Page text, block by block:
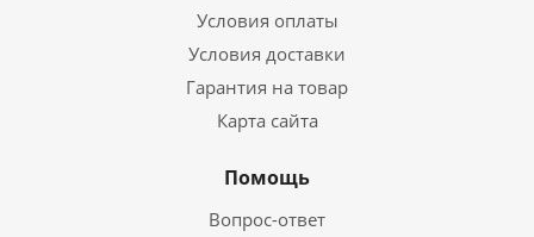
Условия оплаты
Условия доставки
Гарантия на товар
Карта сайта
Помощь
Вопрос-ответ